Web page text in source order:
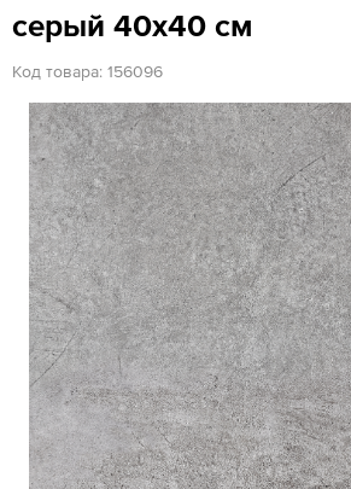
Вход / Регистрация
серый 40х40 см
Код товара: 156096